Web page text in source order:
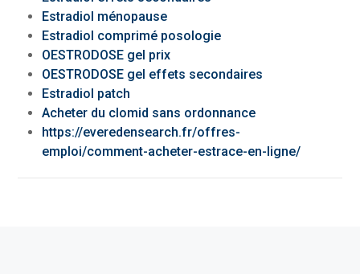
Estradiol ménopause
Estradiol comprimé posologie
OESTRODOSE gel prix
OESTRODOSE gel effets secondaires
Estradiol patch
Acheter du clomid sans ordonnance
https://everedensearch.fr/offres-
emploi/comment-acheter-estrace-en-ligne/